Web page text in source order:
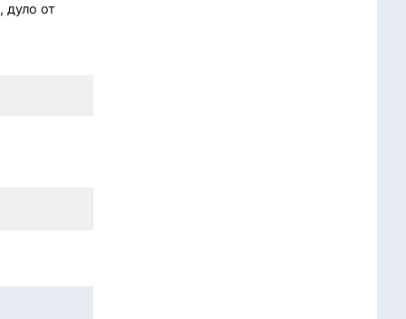
дуло от